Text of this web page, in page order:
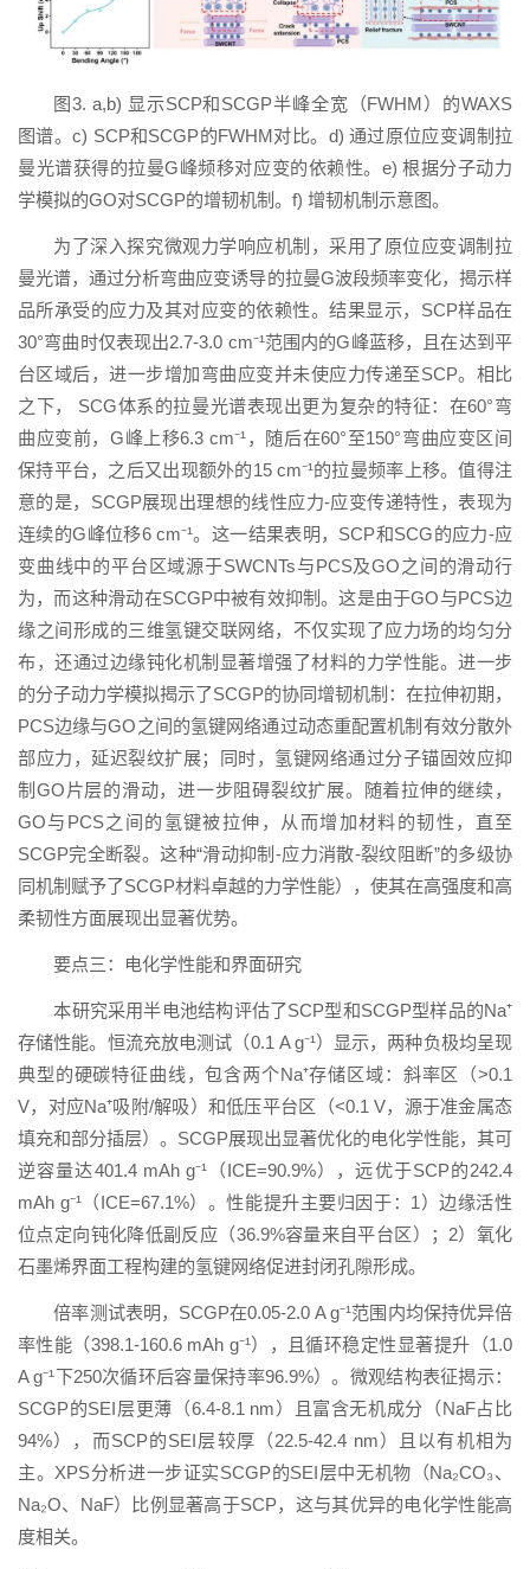
图3. a,b) 显示SCP和SCGP半峰全宽（FWHM）的WAXS
图谱。c) SCP和SCGP的FWHM对比。d) 通过原位应变调制拉
曼光谱获得的拉曼G峰频移对应变的依赖性。e) 根据分子动力
学模拟的GO对SCGP的增韧机制。f) 增韧机制示意图。
为了深入探究微观力学响应机制，采用了原位应变调制拉
曼光谱，通过分析弯曲应变诱导的拉曼G波段频率变化，揭示样
品所承受的应力及其对应变的依赖性。结果显示，SCP样品在
30°弯曲时仅表现出2.7-3.0 cm⁻¹范围内的G峰蓝移，且在达到平
台区域后，进一步增加弯曲应变并未使应力传递至SCP。相比
之下， SCG体系的拉曼光谱表现出更为复杂的特征：在60°弯
曲应变前，G峰上移6.3 cm⁻¹，随后在60°至150°弯曲应变区间
保持平台，之后又出现额外的15 cm⁻¹的拉曼频率上移。值得注
意的是，SCGP展现出理想的线性应力-应变传递特性，表现为
连续的G峰位移6 cm⁻¹。这一结果表明，SCP和SCG的应力-应
变曲线中的平台区域源于SWCNTs与PCS及GO之间的滑动行
为，而这种滑动在SCGP中被有效抑制。这是由于GO与PCS边
缘之间形成的三维氢键交联网络，不仅实现了应力场的均匀分
布，还通过边缘钝化机制显著增强了材料的力学性能。进一步
的分子动力学模拟揭示了SCGP的协同增韧机制：在拉伸初期，
PCS边缘与GO之间的氢键网络通过动态重配置机制有效分散外
部应力，延迟裂纹扩展；同时，氢键网络通过分子锚固效应抑
制GO片层的滑动，进一步阻碍裂纹扩展。随着拉伸的继续，
GO与PCS之间的氢键被拉伸，从而增加材料的韧性，直至
SCGP完全断裂。这种“滑动抑制-应力消散-裂纹阻断”的多级协
同机制赋予了SCGP材料卓越的力学性能），使其在高强度和高
柔韧性方面展现出显著优势。
要点三：电化学性能和界面研究
本研究采用半电池结构评估了SCP型和SCGP型样品的Na⁺
存储性能。恒流充放电测试（0.1 A g⁻¹）显示，两种负极均呈现
典型的硬碳特征曲线，包含两个Na⁺存储区域：斜率区（>0.1
V，对应Na⁺吸附/解吸）和低压平台区（<0.1 V，源于准金属态
填充和部分插层）。SCGP展现出显著优化的电化学性能，其可
逆容量达401.4 mAh g⁻¹（ICE=90.9%），远优于SCP的242.4
mAh g⁻¹（ICE=67.1%）。性能提升主要归因于：1）边缘活性
位点定向钝化降低副反应（36.9%容量来自平台区）；2）氧化
石墨烯界面工程构建的氢键网络促进封闭孔隙形成。
倍率测试表明，SCGP在0.05-2.0 A g⁻¹范围内均保持优异倍
率性能（398.1-160.6 mAh g⁻¹），且循环稳定性显著提升（1.0
A g⁻¹下250次循环后容量保持率96.9%）。微观结构表征揭示：
SCGP的SEI层更薄（6.4-8.1 nm）且富含无机成分（NaF占比
94%），而SCP的SEI层较厚（22.5-42.4 nm）且以有机相为
主。XPS分析进一步证实SCGP的SEI层中无机物（Na₂CO₃、
Na₂O、NaF）比例显著高于SCP，这与其优异的电化学性能高
度相关。